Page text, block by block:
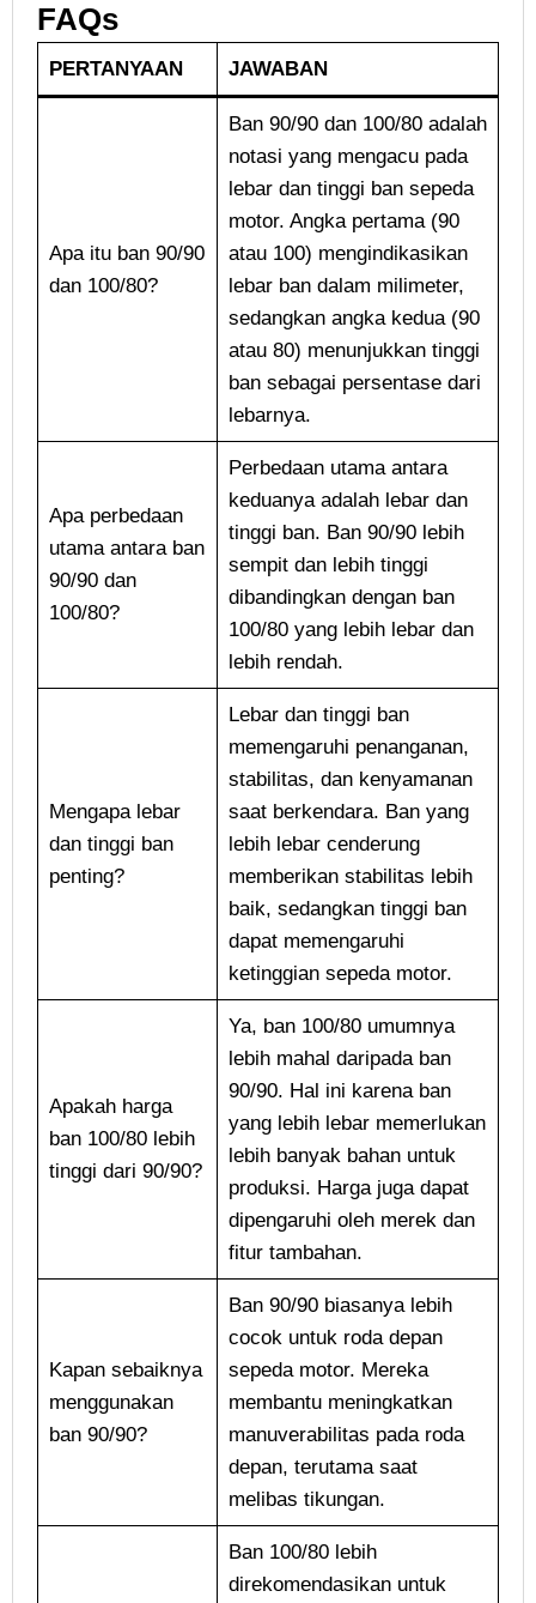
FAQs
PERTANYAAN JAWABAN
Apa itu ban 90/90
dan 100/80?
Ban 90/90 dan 100/80 adalah
notasi yang mengacu pada
lebar dan tinggi ban sepeda
motor. Angka pertama (90
atau 100) mengindikasikan
lebar ban dalam milimeter,
sedangkan angka kedua (90
atau 80) menunjukkan tinggi
ban sebagai persentase dari
lebarnya.
Apa perbedaan
utama antara ban
90/90 dan
100/80?
Perbedaan utama antara
keduanya adalah lebar dan
tinggi ban. Ban 90/90 lebih
sempit dan lebih tinggi
dibandingkan dengan ban
100/80 yang lebih lebar dan
lebih rendah.
Mengapa lebar
dan tinggi ban
penting?
Lebar dan tinggi ban
memengaruhi penanganan,
stabilitas, dan kenyamanan
saat berkendara. Ban yang
lebih lebar cenderung
memberikan stabilitas lebih
baik, sedangkan tinggi ban
dapat memengaruhi
ketinggian sepeda motor.
Apakah harga
ban 100/80 lebih
tinggi dari 90/90?
Ya, ban 100/80 umumnya
lebih mahal daripada ban
90/90. Hal ini karena ban
yang lebih lebar memerlukan
lebih banyak bahan untuk
produksi. Harga juga dapat
dipengaruhi oleh merek dan
fitur tambahan.
Kapan sebaiknya
menggunakan
ban 90/90?
Ban 90/90 biasanya lebih
cocok untuk roda depan
sepeda motor. Mereka
membantu meningkatkan
manuverabilitas pada roda
depan, terutama saat
melibas tikungan.
Ban 100/80 lebih
direkomendasikan untuk